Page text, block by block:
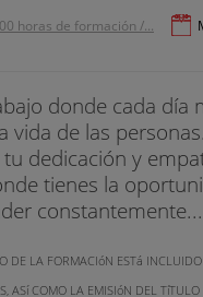
en
en Salud
Fabra Servicio de
horas de formación /...
donde cada día
vida de las
dedicación y
tienes la
constantemente...
DE LA FORMACIóN ESTá
ASí COMO LA EMISIóN DEL TíTULO